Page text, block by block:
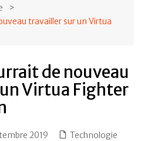
travailler sur un Virtua
de nouveau
Virtua Fighter
2019 Technologie